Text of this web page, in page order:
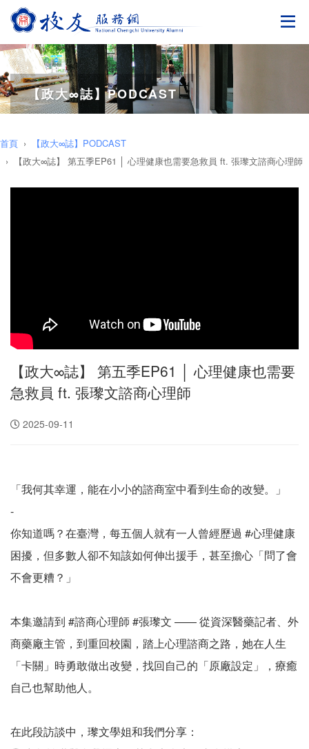
切
【政大∞誌】PODCAST
首頁
【政大∞誌】PODCAST
【政大∞誌】 第五季EP61 │ 心理健康也需要急救員 ft. 張瓈文諮商心理師
【政大∞誌】 第五季EP61 │ 心理健康也需要
急救員 ft. 張瓈文諮商心理師
2025-09-11
「我何其幸運，能在小小的諮商室中看到生命的改變。」
-
你知道嗎？在臺灣，每五個人就有一人曾經歷過 #心理健康
困擾，但多數人卻不知該如何伸出援手，甚至擔心「問了會
不會更糟？」
本集邀請到 #諮商心理師 #張瓈文 —— 從資深醫藥記者、外
商藥廠主管，到重回校園，踏上心理諮商之路，她在人生
「卡關」時勇敢做出改變，找回自己的「原廠設定」，療癒
自己也幫助他人。
在此段訪談中，瓈文學姐和我們分享：